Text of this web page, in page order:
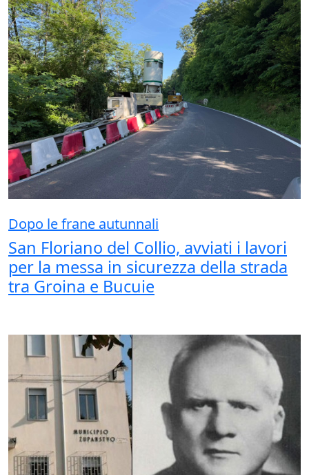
Dopo le frane autunnali
San Floriano del Collio, avviati i lavori
per la messa in sicurezza della strada
tra Groina e Bucuie